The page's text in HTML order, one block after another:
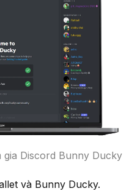
gia Discord Bunny Ducky
và Bunny Ducky.